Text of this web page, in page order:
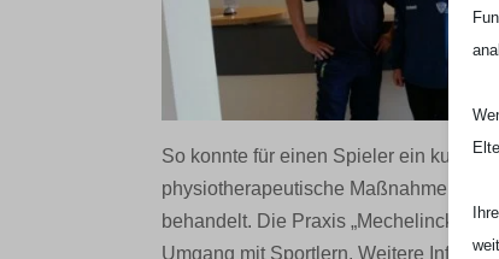
So konnte für einen Spieler ein
physiotherapeutische Maßnahmen an:
behandelt. Die Praxis „Mechelinck &
Umgang mit Sportlern. Weitere Infos